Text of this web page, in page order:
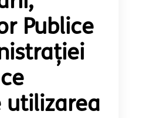
Publice
utilizarea